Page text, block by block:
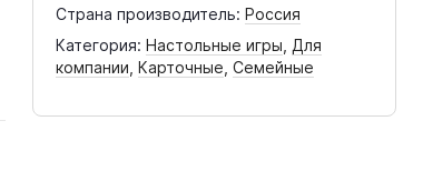
Страна производитель: Россия
Категория: Настольные игры Для
компании ,Карточные ,Семейные